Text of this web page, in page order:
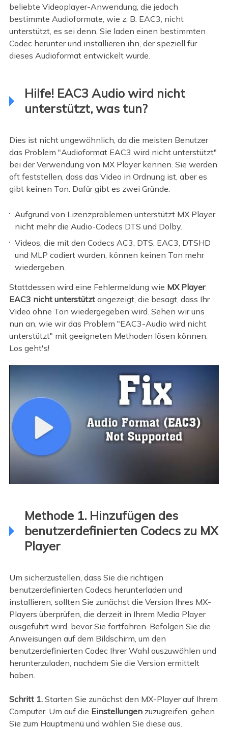
beliebte Videoplayer-Anwendung, die jedoch
bestimmte Audioformate, wie z. B. EAC3, nicht
unterstützt, es sei denn, Sie laden einen bestimmten
Codec herunter und installieren ihn, der speziell für
dieses Audioformat entwickelt wurde.
Hilfe! EAC3 Audio wird nicht
unterstützt, was tun?
Dies ist nicht ungewöhnlich, da die meisten Benutzer
das Problem "Audioformat EAC3 wird nicht unterstützt"
bei der Verwendung von MX Player kennen. Sie werden
oft feststellen, dass das Video in Ordnung ist, aber es
gibt keinen Ton. Dafür gibt es zwei Gründe.
Aufgrund von Lizenzproblemen unterstützt MX Player
nicht mehr die Audio-Codecs DTS und Dolby.
Videos, die mit den Codecs AC3, DTS, EAC3, DTSHD
und MLP codiert wurden, können keinen Ton mehr
wiedergeben.
Stattdessen wird eine Fehlermeldung wie MX Player
EAC3 nicht unterstützt angezeigt, die besagt, dass Ihr
Video ohne Ton wiedergegeben wird. Sehen wir uns
nun an, wie wir das Problem "EAC3-Audio wird nicht
unterstützt" mit geeigneten Methoden lösen können.
Los geht's!
Methode 1. Hinzufügen des
benutzerdefinierten Codecs zu MX
Player
Um sicherzustellen, dass Sie die richtigen
benutzerdefinierten Codecs herunterladen und
installieren, sollten Sie zunächst die Version Ihres MX-
Players überprüfen, die derzeit in Ihrem Media Player
ausgeführt wird, bevor Sie fortfahren. Befolgen Sie die
Anweisungen auf dem Bildschirm, um den
benutzerdefinierten Codec Ihrer Wahl auszuwählen und
herunterzuladen, nachdem Sie die Version ermittelt
haben.
Schritt 1. Starten Sie zunächst den MX-Player auf Ihrem
Computer. Um auf die Einstellungen zuzugreifen, gehen
Sie zum Hauptmenü und wählen Sie diese aus.